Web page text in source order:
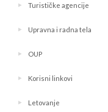
Turističke agencije
Upravna i radna tela
OUP
Korisni linkovi
Letovanje